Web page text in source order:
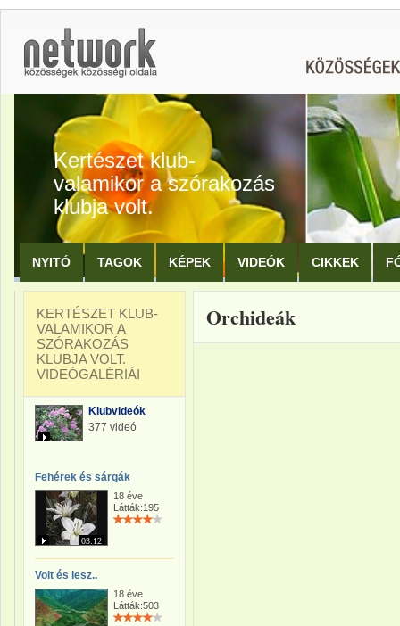
Kertészet klub-
valamikor a szórakozás
klubja volt.
NYITÓ TAGOK KÉPEK VIDEÓK CIKKEK
KERTÉSZET KLUB-
VALAMIKOR A
SZÓRAKOZÁS
KLUBJA VOLT.
VIDEÓGALÉRIÁI
Klubvideók
377 videó
Fehérek és sárgák
03:12
18 éve
Látták:195
Volt és lesz..
18 éve
Látták:503
Orchideák